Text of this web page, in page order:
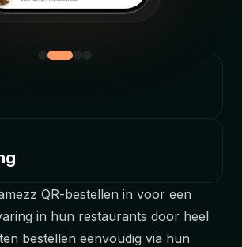
QR-bestellen in voor een
in hun restaurants door heel
bestellen eenvoudig via hun